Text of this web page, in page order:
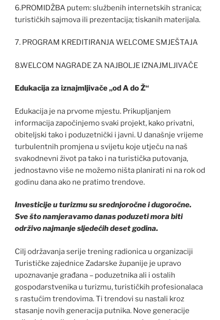
6.PROMIDŽBA putem: službenih internetskih stranica;
turističkih sajmova ili prezentacija; tiskanih materijala.
7. PROGRAM KREDITIRANJA WELCOME SMJEŠTAJA
8.WELCOM NAGRADE ZA NAJBOLJE IZNAJMLJIVAČE
Edukacija za iznajmljivače „od A do Ž“
Edukacija je na prvome mjestu. Prikupljanjem
informacija započinjemo svaki projekt, kako privatni,
obiteljski tako i poduzetnički i javni. U današnje vrijeme
turbulentnih promjena u svijetu koje utječu na naš
svakodnevni život pa tako i na turistička putovanja,
jednostavno više ne možemo ništa planirati ni na rok od
godinu dana ako ne pratimo trendove.
Investicije u turizmu su srednjoročne i dugoročne.
Sve što namjeravamo danas poduzeti mora biti
održivo najmanje sljedećih deset godina.
Cilj održavanja serije trening radionica u organizaciji
Turističke zajednice Zadarske županije je upravo
upoznavanje građana – poduzetnika ali i ostalih
gospodarstvenika u turizmu, turističkih profesionalaca
s rastućim trendovima. Ti trendovi su nastali kroz
stasanje novih generacija putnika. Nove generacije